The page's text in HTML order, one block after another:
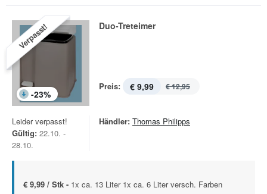
Verpasst!
-23%
Duo-Treteimer
Preis: € 9,99 € 12,95
Leider verpasst!
Gültig: 22.10. -
28.10.
Händler: Thomas Philipps
€ 9,99 / Stk - 1x ca. 13 Liter 1x ca. 6 Liter versch. Farben